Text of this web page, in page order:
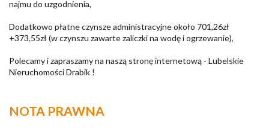
najmu do uzgodnienia,
Dodatkowo płatne czynsze administracyjne około 701,26zł
+373,55zł (w czynszu zawarte zaliczki na wodę i ogrzewanie),
Polecamy i zapraszamy na naszą stronę internetową - Lubelskie
Nieruchomości Drabik !
NOTA PRAWNA